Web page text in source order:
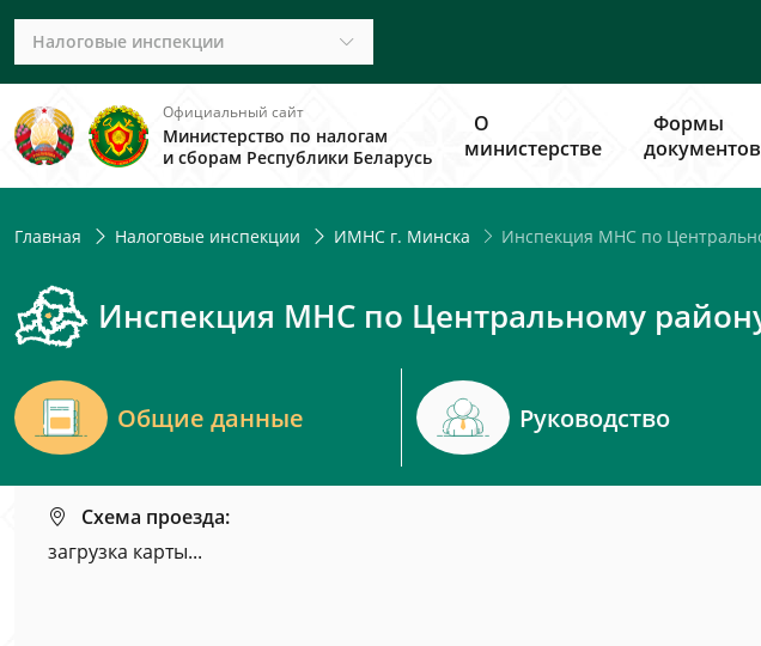
Налоговые инспекции
Официальный сайт
Министерство по налогам
и сборам Республики Беларусь
О
министерстве
Формы
документов
Главная Налоговые инспекции ИМНС г. Минска Инспекция МНС по
Инспекция МНС по Центральному
Общие данные Руководство
Схема проезда:
загрузка карты...